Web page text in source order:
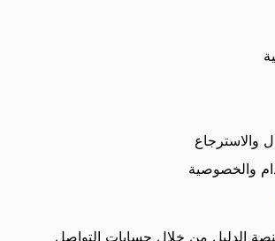
والاسترجاع
والخصوصية
الدليل من خلال حسابات التواصل